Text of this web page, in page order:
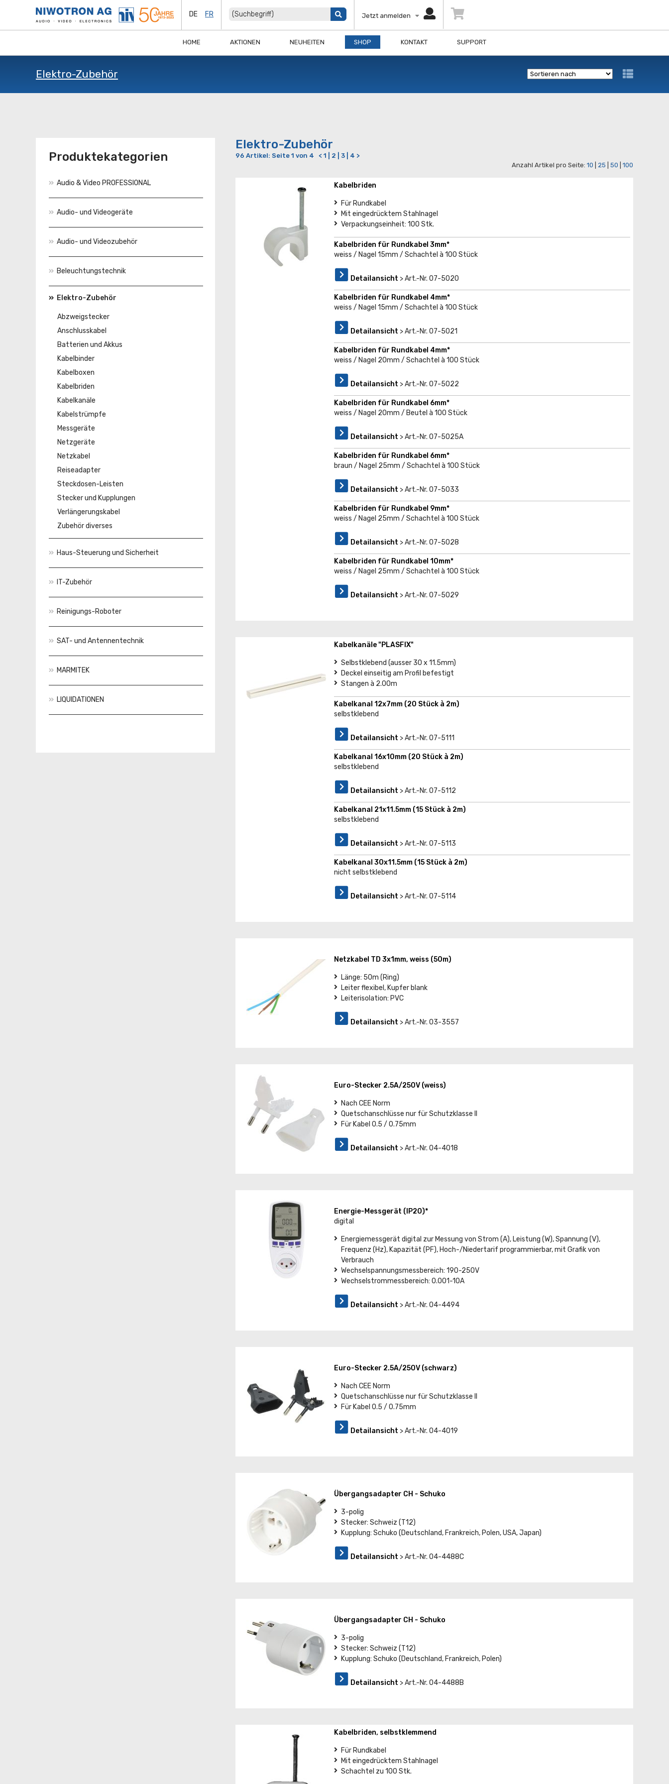
DE FR Jetzt anmelden
HOME AKTIONEN NEUHEITEN SHOP KONTAKT SUPPORT
Elektro-Zubehör
Produktekategorien
Audio & Video PROFESSIONAL
Audio- und Videogeräte
Audio- und Videozubehör
Beleuchtungstechnik
Elektro-Zubehör
Abzweigstecker
Anschlusskabel
Batterien und Akkus
Kabelbinder
Kabelboxen
Kabelbriden
Kabelkanäle
Kabelstrümpfe
Messgeräte
Netzgeräte
Netzkabel
Reiseadapter
Steckdosen-Leisten
Stecker und Kupplungen
Verlängerungskabel
Zubehör diverses
Haus-Steuerung und Sicherheit
IT-Zubehör
Reinigungs-Roboter
SAT- und Antennentechnik
MARMITEK
LIQUIDATIONEN
Elektro-Zubehör
96 Artikel: Seite 1 von 4 < 1 | 2 3 4 >
Anzahl Artikel pro Seite: 10 25 50 100
Kabelbriden
Für Rundkabel
Mit eingedrücktem Stahlnagel
Verpackungseinheit: 100 Stk.
Kabelbriden für Rundkabel 3mm*
weiss / Nagel 15mm / Schachtel à 100 Stück
Detailansicht > Art.-Nr. 07-5020
Kabelbriden für Rundkabel 4mm*
weiss / Nagel 15mm / Schachtel à 100 Stück
Detailansicht > Art.-Nr. 07-5021
Kabelbriden für Rundkabel 4mm*
weiss / Nagel 20mm / Schachtel à 100 Stück
Detailansicht > Art.-Nr. 07-5022
Kabelbriden für Rundkabel 6mm*
weiss / Nagel 20mm / Beutel à 100 Stück
Detailansicht > Art.-Nr. 07-5025A
Kabelbriden für Rundkabel 6mm*
braun / Nagel 25mm / Schachtel à 100 Stück
Detailansicht > Art.-Nr. 07-5033
Kabelbriden für Rundkabel 9mm*
weiss / Nagel 25mm / Schachtel à 100 Stück
Detailansicht > Art.-Nr. 07-5028
Kabelbriden für Rundkabel 10mm*
weiss / Nagel 25mm / Schachtel à 100 Stück
Detailansicht > Art.-Nr. 07-5029
Kabelkanäle "PLASFIX"
Selbstklebend (ausser 30 x 11.5mm)
Deckel einseitig am Profil befestigt
Stangen à 2.00m
Kabelkanal 12x7mm (20 Stück à 2m)
selbstklebend
Detailansicht > Art.-Nr. 07-5111
Kabelkanal 16x10mm (20 Stück à 2m)
selbstklebend
Detailansicht > Art.-Nr. 07-5112
Kabelkanal 21x11.5mm (15 Stück à 2m)
selbstklebend
Detailansicht > Art.-Nr. 07-5113
Kabelkanal 30x11.5mm (15 Stück à 2m)
nicht selbstklebend
Detailansicht > Art.-Nr. 07-5114
Netzkabel TD 3x1mm, weiss (50m)
Länge: 50m (Ring)
Leiter flexibel, Kupfer blank
Leiterisolation: PVC
Detailansicht > Art.-Nr. 03-3557
Euro-Stecker 2.5A/250V (weiss)
Nach CEE Norm
Quetschanschlüsse nur für Schutzklasse II
Für Kabel 0.5 / 0.75mm
Detailansicht > Art.-Nr. 04-4018
Energie-Messgerät (IP20)*
digital
Energiemessgerät digital zur Messung von Strom (A), Leistung (W), Spannung (V),
Frequenz (Hz), Kapazität (PF), Hoch-/Niedertarif programmierbar, mit Grafik von
Verbrauch
Wechselspannungsmessbereich: 190-250V
Wechselstrommessbereich: 0.001-10A
Detailansicht > Art.-Nr. 04-4494
Euro-Stecker 2.5A/250V (schwarz)
Nach CEE Norm
Quetschanschlüsse nur für Schutzklasse II
Für Kabel 0.5 / 0.75mm
Detailansicht > Art.-Nr. 04-4019
Übergangsadapter CH - Schuko
3-polig
Stecker: Schweiz (T12)
Kupplung: Schuko (Deutschland, Frankreich, Polen, USA, Japan)
Detailansicht > Art.-Nr. 04-4488C
Übergangsadapter CH - Schuko
3-polig
Stecker: Schweiz (T12)
Kupplung: Schuko (Deutschland, Frankreich, Polen)
Detailansicht > Art.-Nr. 04-4488B
Kabelbriden, selbstklemmend
Für Rundkabel
Mit eingedrücktem Stahlnagel
Schachtel zu 100 Stk.